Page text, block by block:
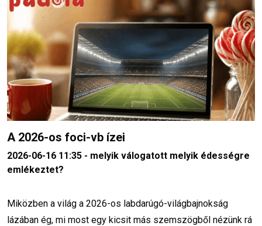
A 2026-os foci-vb ízei
2026-06-16 11:35 - melyik válogatott melyik édességre
emlékeztet?
Miközben a világ a 2026-os labdarúgó-világbajnokság
lázában ég, mi most egy kicsit más szemszögből nézünk rá